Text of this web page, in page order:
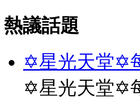
熱議話題
✡星光天堂✡
✡星光天堂✡